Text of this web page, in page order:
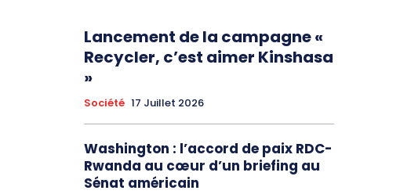
Lancement de la campagne «
Recycler, c’est aimer Kinshasa
»
Société 17 Juillet 2026
Washington : l’accord de paix RDC-
Rwanda au cœur d’un briefing au
Sénat américain